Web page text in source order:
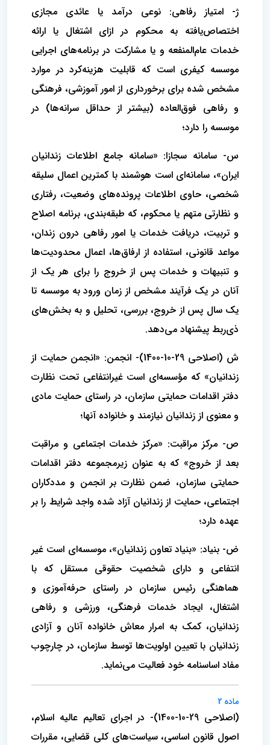
ژ- امتیاز رفاهی: نوعی درآمد یا عائدی مجازی
اختصاص‌یافته به محکوم در ازای اشتغال یا ارائه
خدمات عام‌المنفعه و یا مشارکت در برنامه‌های اجرایی
موسسه کیفری است که قابلیت هزینه‌کرد در موارد
مشخص شده برای برخورداری از امور آموزشی، فرهنگی
و رفاهی فوق‌العاده (بیشتر از حداقل سرانه‌ها) در
موسسه را دارد؛
س- سامانه سجازا: «سامانه جامع اطلاعات زندانیان
ایران»، سامانه‌ای است هوشمند با کمترین اعمال سلیقه
شخصی، حاوی اطلاعات پرونده‌های وضعیت، رفتاری
و نظارتی متهم یا محکوم، که طبقه‌بندی، برنامه اصلاح
و تربیت، دریافت خدمات یا امور رفاهی درون زندان،
مواعد قانونی، استفاده از ارفاق‌ها، اعمال محدودیت‌ها
و تنبیهات و خدمات پس از خروج را برای هر یک از
آنان در یک فرآیند مشخص از زمان ورود به موسسه تا
یک سال پس از خروج، بررسی، تحلیل و به بخش‌های
ذی‌ربط پیشنهاد می‌دهد.
ش (اصلاحی 29-10-1400)- انجمن: «انجمن حمایت از
زندانیان» که مؤسسه‌ای است غیرانتفاعی تحت نظارت
دفتر اقدامات حمایتی سازمان، در راستای حمایت مادی
و معنوی از زندانیان نیازمند و خانواده آنها؛
ص- مرکز مراقبت: «مرکز خدمات اجتماعی و مراقبت
بعد از خروج» که به عنوان زیرمجموعه دفتر اقدامات
حمایتی سازمان، ضمن نظارت بر انجمن و مددکاران
اجتماعی، حمایت از زندانیان آزاد شده واجد شرایط را بر
عهده دارد؛
ض- بنیاد: «بنیاد تعاون زندانیان»، موسسه‌ای است غیر
انتفاعی و دارای شخصیت حقوقی مستقل که با
هماهنگی رئیس سازمان در راستای حرفه‌آموزی و
اشتغال، ایجاد خدمات فرهنگی، ورزشی و رفاهی
زندانیان، کمک به امرار معاش خانواده آنان و آزادی
زندانیان با تعیین اولویت‌ها توسط سازمان، در چارچوب
مفاد اساسنامه خود فعالیت می‌نماید.
ماده 2
(اصلاحی 29-10-1400)- در اجرای تعالیم عالیه اسلام،
اصول قانون اساسی، سیاست‌های کلی قضایی، ‌مقررات